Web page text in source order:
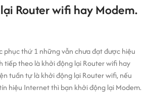
Router wifi hay Modem.
phục thứ 1 những vẫn chưa đạt được hiệu
tiếp theo là khởi động lại Router wifi hay
tuần tự là khởi động lại Router wifi, nếu
hiệu Internet thì bạn khởi động lại Modem.